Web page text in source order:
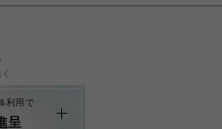
利用で
呈